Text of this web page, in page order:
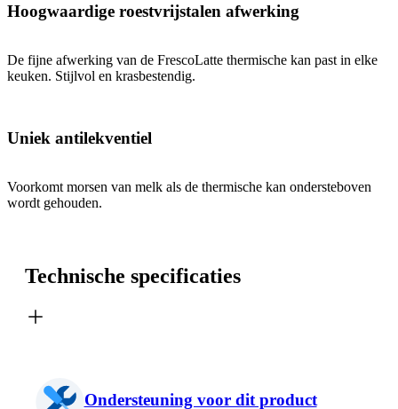
Hoogwaardige roestvrijstalen afwerking
De fijne afwerking van de FrescoLatte thermische kan past in elke
keuken. Stijlvol en krasbestendig.
Uniek antilekventiel
Voorkomt morsen van melk als de thermische kan ondersteboven
wordt gehouden.
Technische specificaties
Ondersteuning voor dit product